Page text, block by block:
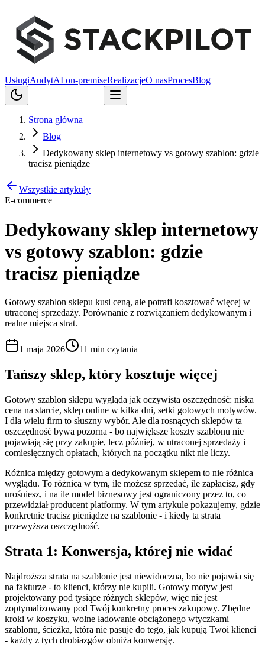
UsługiAudytAI on-premiseRealizacjeO nasProcesBlog
Strona główna
Blog
Dedykowany sklep internetowy vs gotowy szablon: gdzie
tracisz pieniądze
Wszystkie artykuły
E-commerce
Dedykowany sklep internetowy
vs gotowy szablon: gdzie
tracisz pieniądze
Gotowy szablon sklepu kusi ceną, ale potrafi kosztować więcej w
utraconej sprzedaży. Porównanie z rozwiązaniem dedykowanym i
realne miejsca strat.
1 maja 2026 11 min czytania
Tańszy sklep, który kosztuje więcej
Gotowy szablon sklepu wygląda jak oczywista oszczędność: niska
cena na starcie, sklep online w kilka dni, setki gotowych motywów.
I dla wielu firm to słuszny wybór. Ale dla rosnących sklepów ta
oszczędność bywa pozorna - bo największe koszty szablonu nie
pojawiają się przy zakupie, lecz później, w utraconej sprzedaży i
comiesięcznych opłatach, których na początku nikt nie liczy.
Różnica między gotowym a dedykowanym sklepem to nie różnica
wyglądu. To różnica w tym, ile możesz sprzedać, ile zapłacisz, gdy
urośniesz, i na ile model biznesowy jest ograniczony przez to, co
przewidział producent platformy. W tym artykule pokazujemy, gdzie
konkretnie tracisz pieniądze na szablonie - i kiedy ta strata
przewyższa oszczędność.
Strata 1: Konwersja, której nie widać
Najdroższa strata na szablonie jest niewidoczna, bo nie pojawia się
na fakturze - to klienci, którzy nie kupili. Gotowy motyw jest
projektowany pod tysiące różnych sklepów, więc nie jest
zoptymalizowany pod Twój konkretny proces zakupowy. Zbędne
kroki w koszyku, wolne ładowanie obciążonego wtyczkami
szablonu, ścieżka, która nie pasuje do tego, jak kupują Twoi klienci
- każdy z tych drobiazgów obniża konwersję.